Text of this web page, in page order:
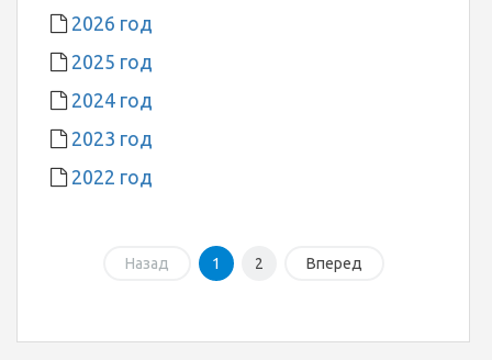
2026 год
2025 год
2024 год
2023 год
2022 год
Назад 1 2 Вперед